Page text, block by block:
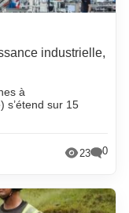
industrielle,
à
s’étend sur 15
23 0